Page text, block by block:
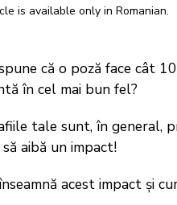
is available only in Romanian.
că o poză face cât
în cel mai bun fel?
tale sunt, în general,
aibă un impact!
acest impact și